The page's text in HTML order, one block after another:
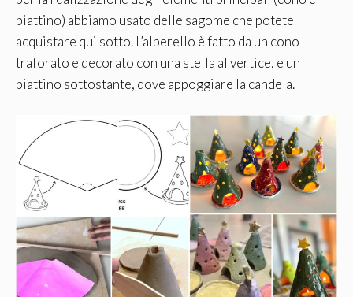
piattino) abbiamo usato delle sagome che potete
acquistare qui sotto. L’alberello è fatto da un cono
traforato e decorato con una stella al vertice, e un
piattino sottostante, dove appoggiare la candela.